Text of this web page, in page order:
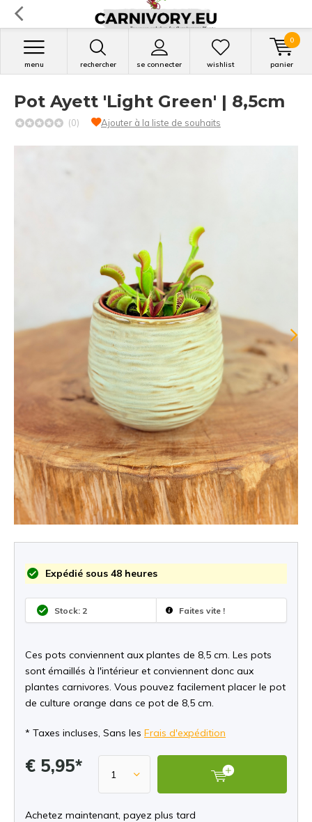
rechercher se connecter
menu wishlist panier
0
Pot Ayett 'Light Green' | 8,5cm
(0) Ajouter à la liste de souhaits
Expédié sous 48 heures
Stock: 2 Faites vite !
Ces pots conviennent aux plantes de 8,5 cm. Les pots
sont émaillés à l'intérieur et conviennent donc aux
plantes carnivores. Vous pouvez facilement placer le pot
de culture orange dans ce pot de 8,5 cm.
* Taxes incluses, Sans les Frais d'expédition
€ 5,95*
Achetez maintenant, payez plus tard